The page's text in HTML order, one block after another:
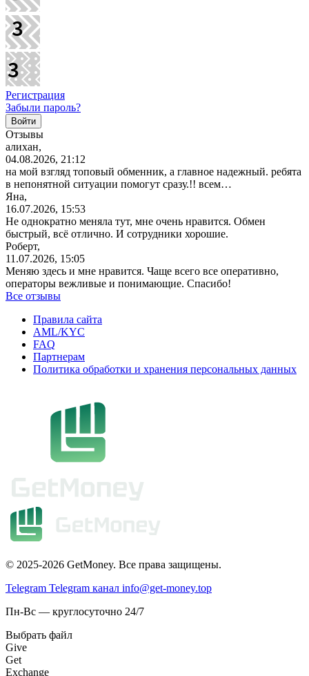
Регистрация
Забыли пароль?
Отзывы
алихан,
04.08.2026, 21:12
на мой взгляд топовый обменник, а главное надежный. ребята
в непонятной ситуации помогут сразу.!! всем…
Яна,
16.07.2026, 15:53
Не однократно меняла тут, мне очень нравится. Обмен
быстрый, всё отлично. И сотрудники хорошие.
Роберт,
11.07.2026, 15:05
Меняю здесь и мне нравится. Чаще всего все оперативно,
операторы вежливые и понимающие. Спасибо!
Все отзывы
Правила сайта
AML/KYC
FAQ
Партнерам
Политика обработки и хранения персональных данных
© 2025-2026 GetMoney. Все права защищены.
Telegram Telegram канал info@get-money.top
Пн-Вс — круглосуточно 24/7
Выбрать файл
Give
Get
Exchange